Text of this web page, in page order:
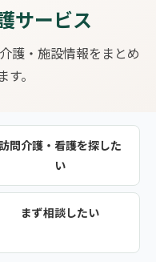
サービス
護・施設情報をまとめ
。
問介護・看護を探した
い
まず相談したい